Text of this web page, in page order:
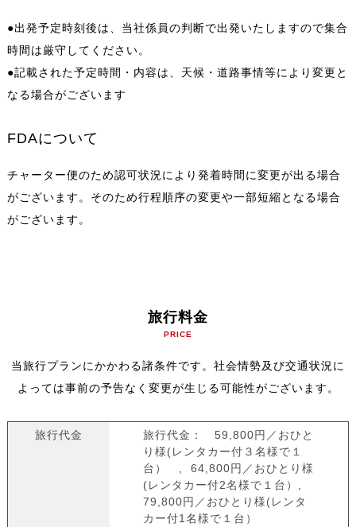
●出発予定時刻後は、当社係員の判断で出発いたしますので集合
時間は厳守してください。
●記載された予定時間・内容は、天候・道路事情等により変更と
なる場合がございます
FDAについて
チャーター便のため認可状況により発着時間に変更が出る場合
がございます。そのため行程順序の変更や一部短縮となる場合
がございます。
旅行料金
PRICE
当旅行プランにかかわる諸条件です。社会情勢及び交通状況に
よっては事前の予告なく変更が生じる可能性がございます。
旅行代金
旅行代金： 59,800円／おひと
り様(レンタカー付３名様で１
台） , 64,800円／おひとり様
(レンタカー付2名様で１台）,
79,800円／おひとり様(レンタ
カー付1名様で１台）